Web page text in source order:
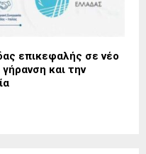
επικεφαλής σε νέο
και την